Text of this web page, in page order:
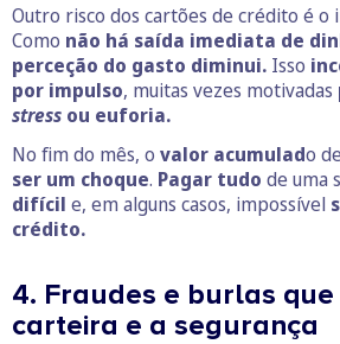
Outro risco dos cartões de crédito é o
Como não há saída imediata de
perceção do gasto diminui. Isso
por impulso, muitas vezes motivadas
stress ou euforia.
No fim do mês, o valor acumulado
ser um choque. Pagar tudo de uma
difícil e, em alguns casos, impossível
crédito.
4. Fraudes e burlas
carteira e a segurança